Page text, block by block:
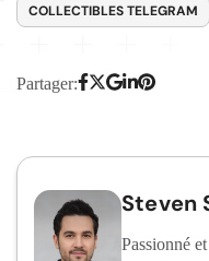
COLLECTIBLES TELEGRAM
Partager:
Steven
Passionné